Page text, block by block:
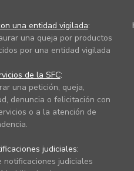
una entidad vigilada:
una queja por productos
por una entidad vigilada
de la SFC:
una petición, queja,
denuncia o felicitación con
o a la atención de
judiciales:
notificaciones judiciales